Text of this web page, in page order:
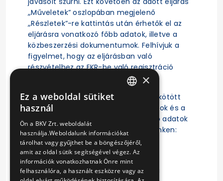
„Műveletek” oszlopában megjelenő
„Részletek”-re kattintás után érhetők el az
eljárásra vonatkozó főbb adatok, illetve a
közbeszerzési dokumentumok. Felhívjuk a
figyelmet, hogy az eljárásban való
részvételhez az EKR-be való regisztráció
A közbeszerzési eljárás alapján megkötött
szerződések, a szerződésmódosítások és a
szerződések teljesítésére vonatkozó adatok
az EKR-ben érhetők el a következő linken:
https://ekr.gov.hu/ekr-
szerzodestar/hu/szerzodesLista
A „Kulcsszavak” mezőbe a Budapesti
×
Ez a weboldal sütiket
használ
Ön a BKV Zrt. weboldalát
használja.Weboldalunk információkat
tárolhat vagy gyűjthet be a böngészőjéről,
amit az oldal sütik segítségével végez. Az
információk vonatkozhatnak Önre mint
felhasználóra, a használt eszközre vagy az